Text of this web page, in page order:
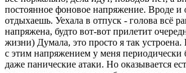
постоянное фоновое напряжение. Вроде и
отдыхаешь. Уехала в отпуск - голова всё
напряжена, будто вот-вот прилетит
жизни) Думала, это просто я так устроена.
с этим напряжением у меня
даже панические атаки. Но оказывается